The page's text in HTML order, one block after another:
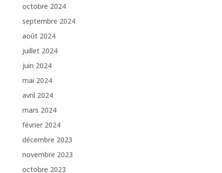
octobre 2024
septembre 2024
août 2024
juillet 2024
juin 2024
mai 2024
avril 2024
mars 2024
février 2024
décembre 2023
novembre 2023
octobre 2023